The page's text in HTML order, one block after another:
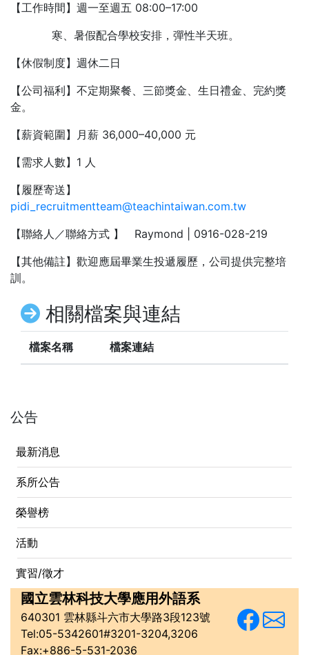
公告
最新消息
系所公告
榮譽榜
活動
實習/徵才
【工作時間】週一至週五 08:00–17:00
寒、暑假配合學校安排，彈性半天班。
【休假制度】週休二日
【公司福利】不定期聚餐、三節獎金、生日禮金、完約獎
金。
【薪資範圍】月薪 36,000–40,000 元
【需求人數】1 人
【履歷寄送】
pidi_recruitmentteam@teachintaiwan.com.tw
【聯絡人／聯絡方式 】 Raymond | 0916-028-219
【其他備註】歡迎應屆畢業生投遞履歷，公司提供完整培
訓。
相關檔案與連結
檔案名稱 檔案連結
國立雲林科技大學應用外語系
640301 雲林縣斗六市大學路3段123號
Tel:05-5342601#3201-3204,3206
Fax:+886-5-531-2036